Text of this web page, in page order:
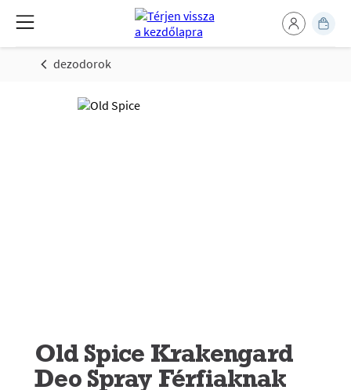
dezodorok
Old Spice Krakengard
Deo Spray Férfiaknak